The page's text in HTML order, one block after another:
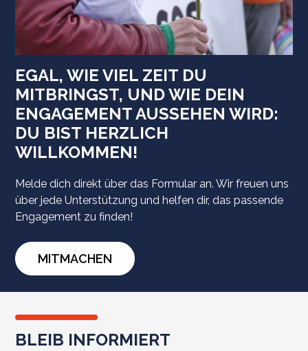
EGAL, WIE VIEL ZEIT DU
MITBRINGST, UND WIE DEIN
ENGAGEMENT AUSSEHEN WIRD:
DU BIST HERZLICH
WILLKOMMEN!
Melde dich direkt über das Formular an. Wir freuen uns
über jede Unterstützung und helfen dir, das passende
Engagement zu finden!
MITMACHEN
BLEIB INFORMIERT